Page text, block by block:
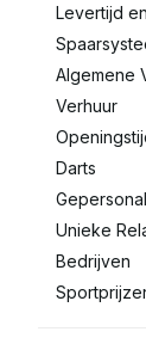
Levertijd
Algemene
Verhuur
Darts
Unieke
Bedrijven